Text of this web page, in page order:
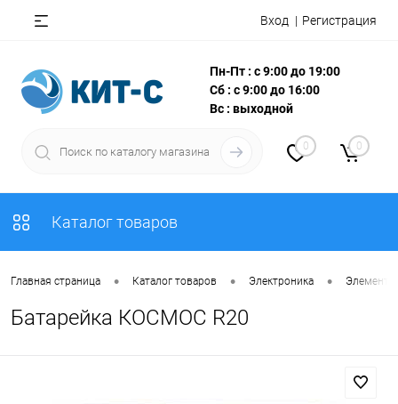
Вход Регистрация
Пн-Пт : с 9:00 до 19:00
Сб : с 9:00 до 16:00
Вс : выходной
0 0
Каталог товаров
Главная страница • Каталог товаров • Электроника •
Батарейка КОСМОС R20